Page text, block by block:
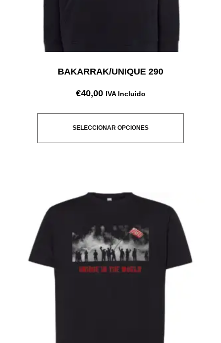
BAKARRAK/UNIQUE 290
€40,00 IVA Incluido
SELECCIONAR OPCIONES